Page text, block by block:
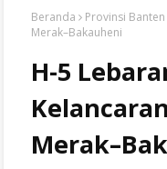
Beranda Provinsi Banten
Merak–Bakauheni
H-5